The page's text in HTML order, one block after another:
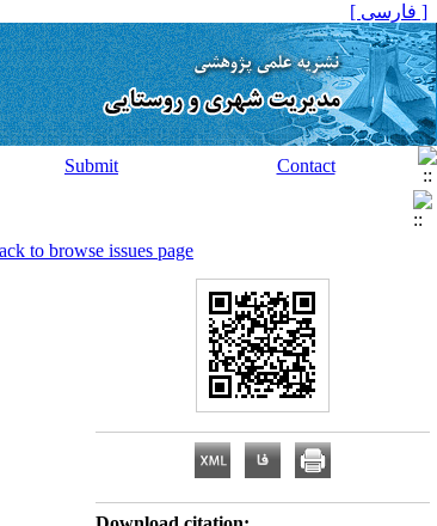
[ فارسی ]
Submit Contact
to browse issues page